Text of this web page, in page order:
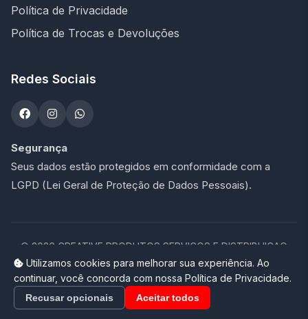
Política de Privacidade
Política de Trocas e Devoluções
Redes Sociais
Segurança
Seus dados estão protegidos em conformidade com a
LGPD (Lei Geral de Proteção de Dados Pessoais).
© 2026 CREATIVE PRODUTOS SERVICOS E DISTRIBUICAO
LTDA - 47.273.900/0001-76. Todos os direitos reservados.
Loja completa desenvolvida por Promptor
Utilizamos cookies para melhorar sua experiência. Ao
continuar, você concorda com nossa Política de Privacidade.
Recusar opcionais Aceitar todos